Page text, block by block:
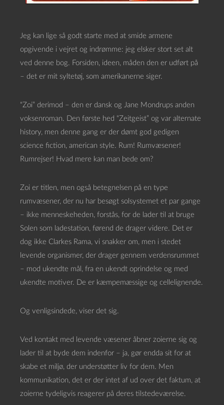
Jeg kan lige så godt starte med at smide armene
opgivende i vejret og indrømme: jeg elsker stort set alt
ved denne bog. Forsiden, ideen, måden den er udført på
– det er mit syltetøj, som amerikanerne siger.
“Zoi” derimod – den er dansk og Jane Mondrups anden
voksenroman. Den første hed “Zeitgeist” og var alternate
history, men denne gang er der dømt god gedigen
science fiction, american style. Rum! Rumvæsener!
Rumrejser! Hvad mere kan man bede om?
Zoi er titlen, men også betegnelsen på en type
rumvæsener, der nu har besøgt solsystemet et par gange
– ikke menneskeheden, forstås, for de lader til at bruge
Solen som ladestation, førend de drager videre. Det er
dog ikke Clarkes Rama, vi snakker om, men i stedet
levende organismer, der drager gennem verdensrummet
– mod ukendte mål, fra en ukendt oprindelse og med
ukendte motiver. De er kæmpemæssige og cellelignende.
Og venligsindede, viser det sig.
Ved kontakt med levende væsener åbner zoierne sig og
lader til at byde dem indenfor – ja, gør endda sit for at
skabe et miljø, der understøtter liv for dem. Men
kommunikation, det er der intet af ud over det faktum, at
zoierne tydeligvis reagerer på deres tilstedeværelse.